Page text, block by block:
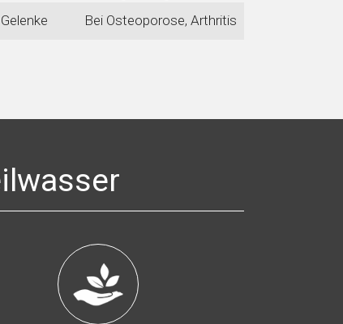
Bei Osteoporose, Arthritis